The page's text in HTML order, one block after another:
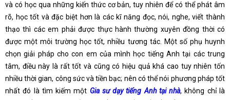
và có học qua những kiến thức cơ bản, tuy nhiên để có thể phát âm
rõ, học tốt và đặc biệt hơn là các kĩ năng đọc, nói, nghe, viết thành
thạo thì các em phải được thực hành thường xuyên đồng thời có
được một môi trường học tốt, nhiều tương tác. Một số phụ huynh
chọn giải pháp cho con em của mình học tiếng Anh tại các trung
tâm, điều này là rất tốt và cũng có hiệu quả khá cao tuy nhiên tốn
nhiều thời gian, công sức và tiền bạc; nên có thể nói phương pháp tốt
nhất đó là tìm kiếm một Gia sư dạy tiếng Anh tại nhà, không chỉ là